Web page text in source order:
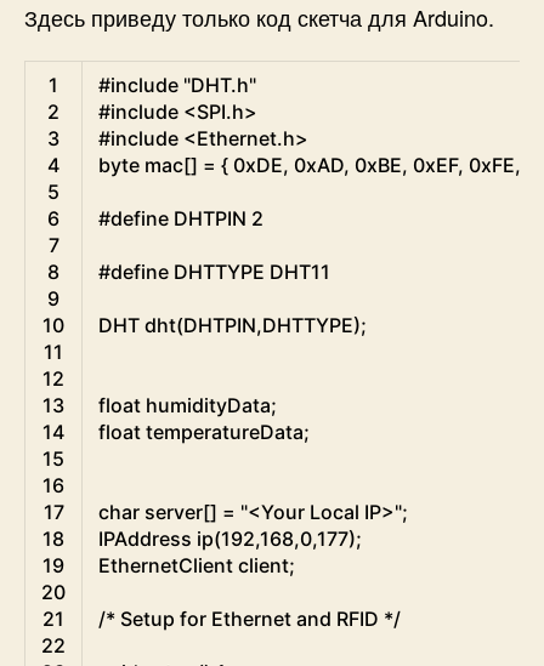
Здесь приведу только код скетча для Arduino.
1
2
3
4
5
6
7
8
9
10
11
12
13
14
15
16
17
18
19
20
21
22
#include "DHT.h"
#include <SPI.h>
#include <Ethernet.h>
byte mac[] = { 0xDE, 0xAD, 0xBE, 0xEF, 0xFE,
#define DHTPIN 2
#define DHTTYPE DHT11
DHT dht(DHTPIN,DHTTYPE);
float humidityData;
float temperatureData;
char server[] = "<Your Local IP>";
IPAddress ip(192,168,0,177);
EthernetClient client;
/* Setup for Ethernet and RFID */